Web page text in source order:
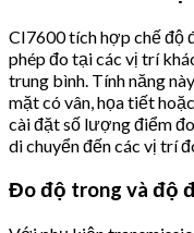
CI7600 tích hợp chế độ
phép đo tại các vị trí
trung bình. Tính năng
mặt có vân, họa tiết
cài đặt số lượng điểm
di chuyển đến các vị trí
Đo độ trong và độ